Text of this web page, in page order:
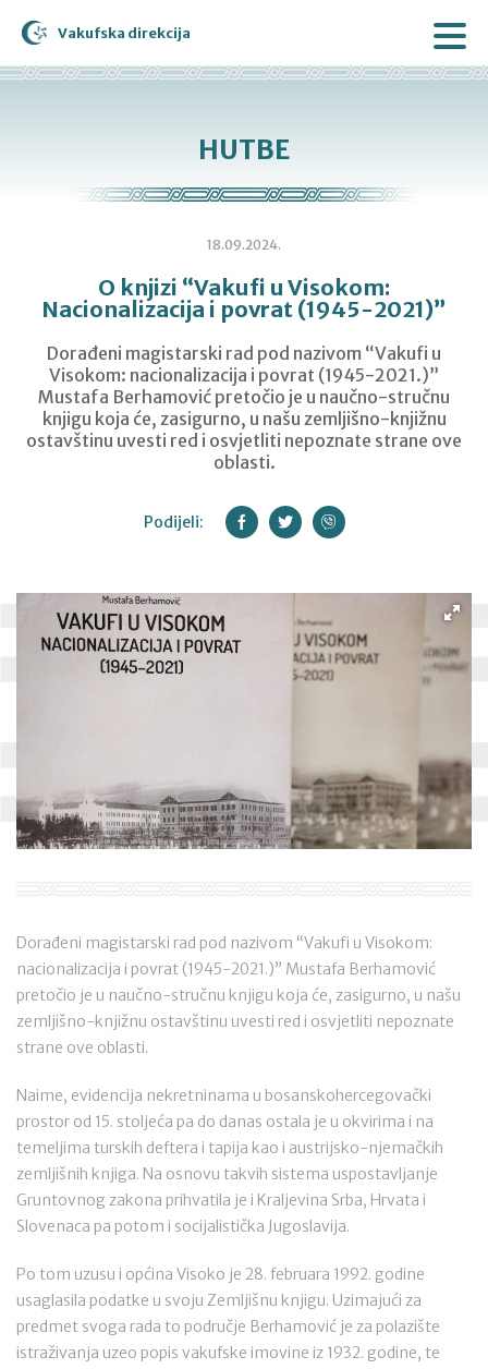
Vakufska direkcija
HUTBE
18.09.2024.
O knjizi “Vakufi u Visokom:
Nacionalizacija i povrat (1945-2021)”
Dorađeni magistarski rad pod nazivom “Vakufi u
Visokom: nacionalizacija i povrat (1945-2021.)”
Mustafa Berhamović pretočio je u naučno-stručnu
knjigu koja će, zasigurno, u našu zemljišno-knjižnu
ostavštinu uvesti red i osvjetliti nepoznate strane ove
oblasti.
Podijeli:
Dorađeni magistarski rad pod nazivom “Vakufi u Visokom:
nacionalizacija i povrat (1945-2021.)” Mustafa Berhamović
pretočio je u naučno-stručnu knjigu koja će, zasigurno, u našu
zemljišno-knjižnu ostavštinu uvesti red i osvjetliti nepoznate
strane ove oblasti.
Naime, evidencija nekretninama u bosanskohercegovački
prostor od 15. stoljeća pa do danas ostala je u okvirima i na
temeljima turskih deftera i tapija kao i austrijsko-njemačkih
zemljišnih knjiga. Na osnovu takvih sistema uspostavljanje
Gruntovnog zakona prihvatila je i Kraljevina Srba, Hrvata i
Slovenaca pa potom i socijalistička Jugoslavija.
Po tom uzusu i općina Visoko je 28. februara 1992. godine
usaglasila podatke u svoju Zemljišnu knjigu. Uzimajući za
predmet svoga rada to područje Berhamović je za polazište
istraživanja uzeo popis vakufske imovine iz 1932. godine, te